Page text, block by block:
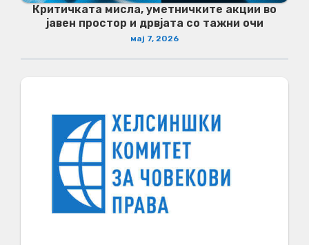
Критичката мисла, уметничките акции во
јавен простор и дрвјата со тажни очи
мај 7, 2026